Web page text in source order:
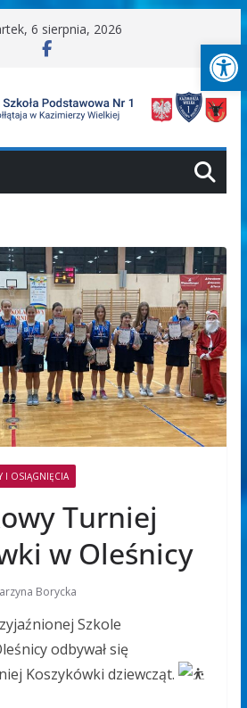
6 sierpnia, 2026
I OSIĄGNIĘCIA
Turniej
w Oleśnicy
Borycka
Szkole
odbywał się
Koszykówki dziewcząt.